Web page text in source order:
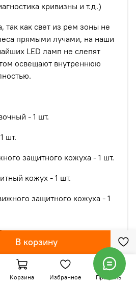
В корзину
кривизны и т.д.)
так как свет из рем зоны не
прямыми лучами, на наши
LED ламп не слепят
освещают внутреннюю
- 1 шт.
шт.
защитного кожуха - 1 шт.
кожух - 1 шт.
защитного кожуха - 1
1 шт.
Корзина Избранное Профиль